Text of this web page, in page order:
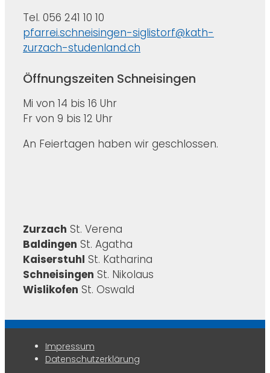
Tel. 056 241 10 10
pfarrei.schneisingen-siglistorf@kath-
zurzach-studenland.ch
Öffnungszeiten Schneisingen
Mi von 14 bis 16 Uhr
Fr von 9 bis 12 Uhr
An Feiertagen haben wir geschlossen.
Zurzach St. Verena
Baldingen St. Agatha
Kaiserstuhl St. Katharina
Schneisingen St. Nikolaus
Wislikofen St. Oswald
Impressum
Datenschutzerklärung